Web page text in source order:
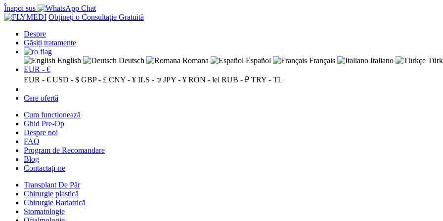
Înapoi sus
Obțineți o Consultație Gratuită
Despre
Găsiți tratamente
English Deutsch Romana Español Français Italiano
EUR - €
EUR - € USD - $ GBP - £ CNY - ¥ ILS - ₪ JPY - ¥ RON - lei RUB - ₽ TRY - TL
Cere ofertă
Cum funcționează
Ghid Pre-Op
Despre noi
FAQ
Program de Recomandare
Blog
Contactați-ne
Transplant De Păr
Chirurgie plastică
Chirurgie Bariatrică
Stomatologie